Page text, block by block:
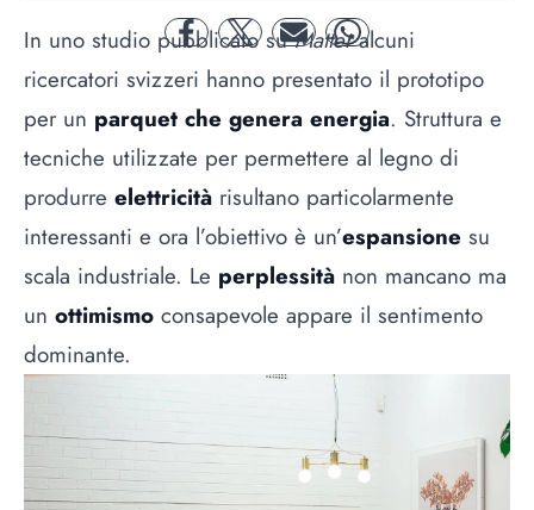
facebooktwitter mail whatsapp
In uno studio pubblicato suMatteralcuni
ricercatori svizzeri hanno presentato il prototipo
per un parquet che genera energia. Struttura e
tecniche utilizzate per permettere al legno di
produrre elettricità risultano particolarmente
interessanti e ora l’obiettivo è un’espansione su
scala industriale. Le perplessità non mancano ma
un ottimismo consapevole appare il sentimento
dominante.